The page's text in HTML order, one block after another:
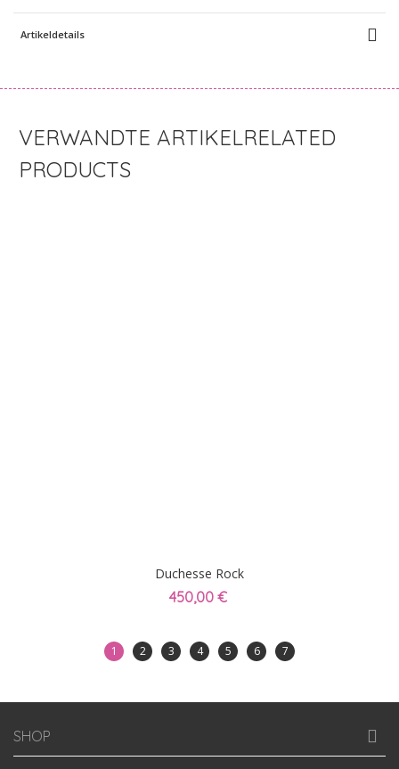
Artikeldetails
RELATED
PRODUCTS
Duchesse Rock
450,00 €
1 2 3 4 5 6 7
SHOP